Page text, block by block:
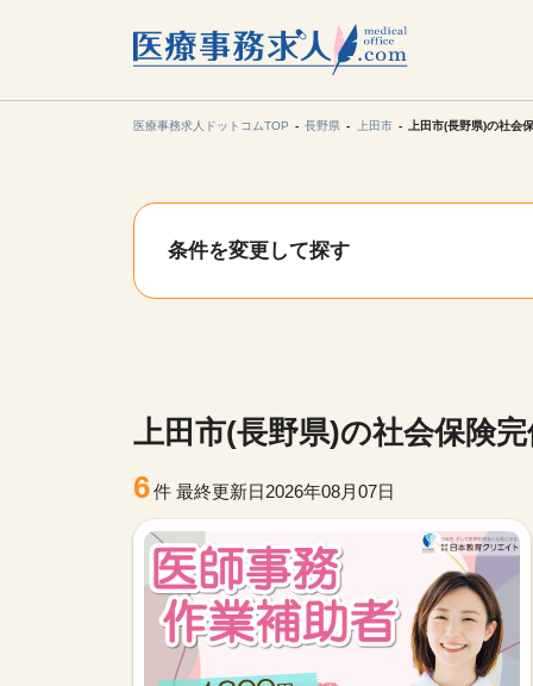
医療事務求人ドットコムTOP 長野県 上田市 上田市(長野県)の社会
条件を変更して探す
上田市(長野県)の社会保険
6件 最終更新日2026年08月07日